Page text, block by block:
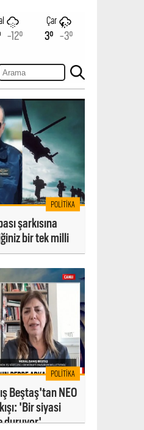
-12°
Çar
3° -3°
POLITIKA
şarkısına
bir tek milli
POLITIKA
Beştaş'tan NEO
'Bir siyasi
duruyor'